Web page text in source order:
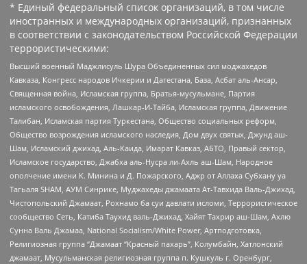
* Единый федеральный список организаций, в том числе
иностранных и международных организаций, признанных
в соответствии с законодательством Российской Федерации
террористическими:
Высший военный Маджлисуль Шура Объединенных сил моджахедов
Кавказа, Конгресс народов Ичкерии и Дагестана, База, Асбат аль-Ансар,
Священная война, Исламская группа, Братья-мусульмане, Партия
исламского освобождения, Лашкар-И-Тайба, Исламская группа, Движение
Талибан, Исламская партия Туркестана, Общество социальных реформ,
Общество возрождения исламского наследия, Дом двух святых, Джунд аш-
Шам, Исламский джихад, Аль-Каида, Имарат Кавказ, АБТО, Правый сектор,
Исламское государство, Джабха аль-Нусра ли-Ахль аш-Шам, Народное
ополчение имени К. Минина и Д. Пожарского, Аджр от Аллаха Субхану уа
Тагьаля SHAM, АУМ Синрике, Муджахеды джамаата Ат-Тавхида Валь-Джихад,
Чистопольский Джамаат, Рохнамо ба суи давлати исломи, Террористическое
сообщество Сеть, Катиба Таухид валь-Джихад, Хайят Тахрир аш-Шам, Ахлю
Сунна Валь Джамаа, National Socialism/White Power, Артподготовка,
Религиозная группа “Джамаат “Красный пахарь”, Колумбайн, Хатлонский
джамаат, Мусульманская религиозная группа п. Кушкуль г. Оренбург,